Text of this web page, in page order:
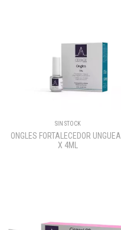
SIN STOCK
ONGLES FORTALECEDOR UNGUEAL
X 4ML